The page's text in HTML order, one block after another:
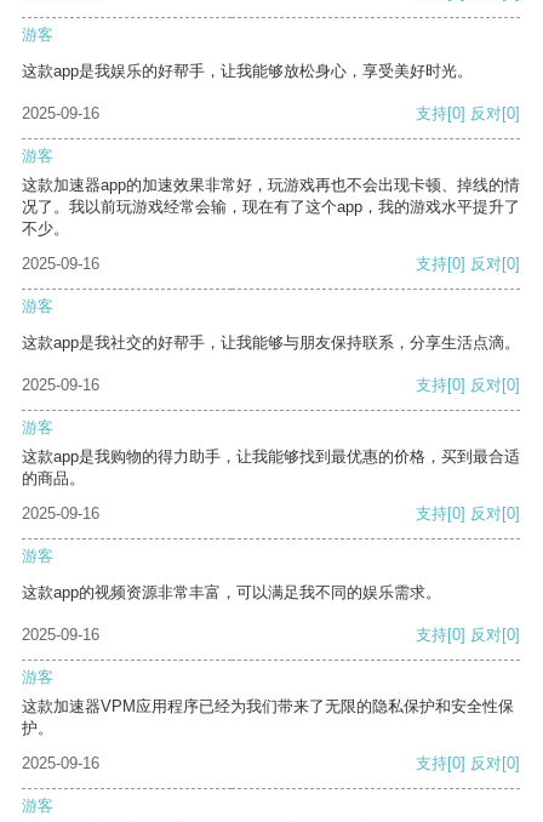
游客
这款app是我娱乐的好帮手，让我能够放松身心，享受美好时光。
2025-09-16 支持[0] 反对[0]
游客
这款加速器app的加速效果非常好，玩游戏再也不会出现卡顿、掉线的情
况了。我以前玩游戏经常会输，现在有了这个app，我的游戏水平提升了
不少。
2025-09-16
支持[0] 反对[0]
游客
这款app是我社交的好帮手，让我能够与朋友保持联系，分享生活点滴。
2025-09-16 支持[0] 反对[0]
游客
这款app是我购物的得力助手，让我能够找到最优惠的价格，买到最合适
的商品。
2025-09-16
支持[0] 反对[0]
游客
这款app的视频资源非常丰富，可以满足我不同的娱乐需求。
2025-09-16 支持[0] 反对[0]
游客
这款加速器VPM应用程序已经为我们带来了无限的隐私保护和安全性保
护。
2025-09-16
支持[0] 反对[0]
游客